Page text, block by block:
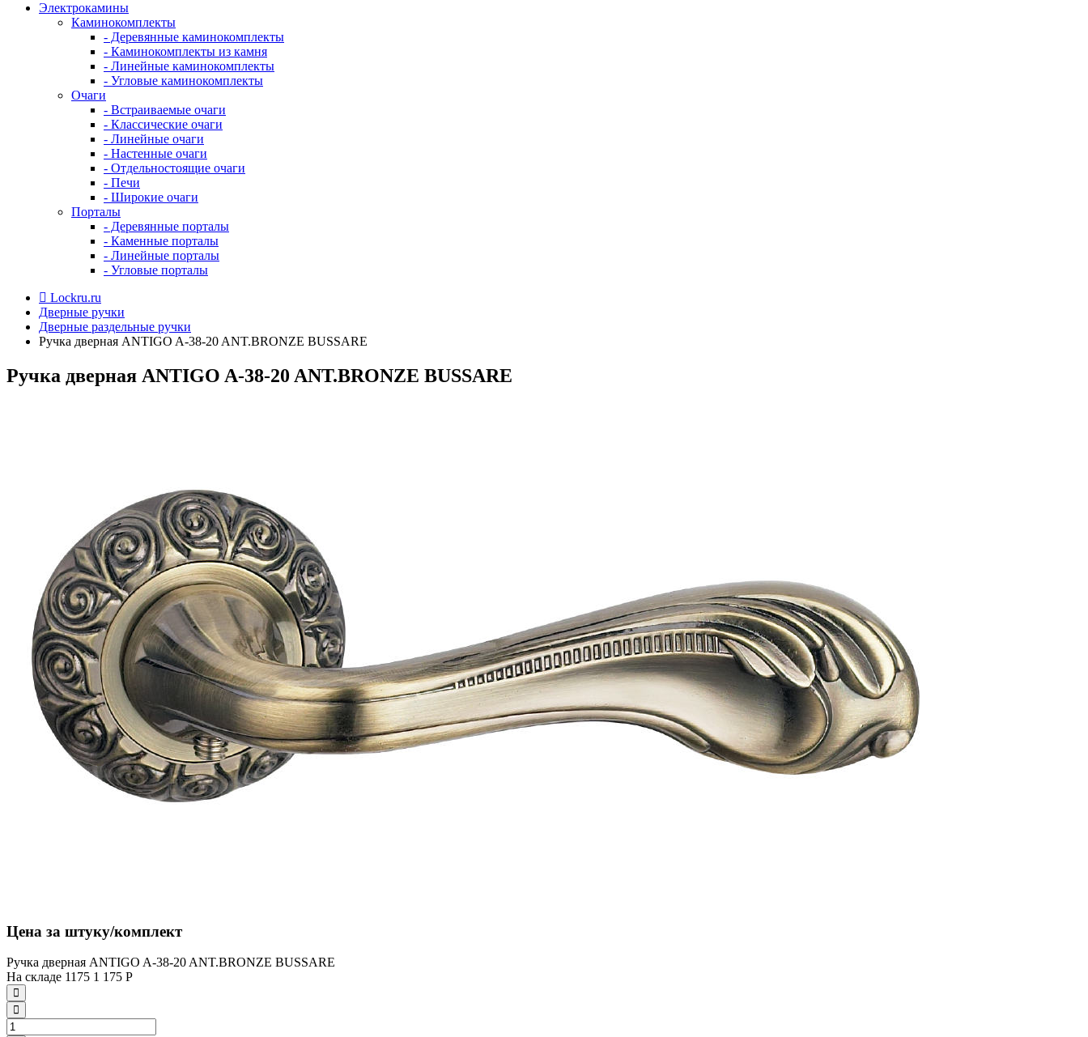
Электрокамины
Каминокомплекты
- Деревянные каминокомплекты
- Каминокомплекты из камня
- Линейные каминокомплекты
- Угловые каминокомплекты
Очаги
- Встраиваемые очаги
- Классические очаги
- Линейные очаги
- Настенные очаги
- Отдельностоящие очаги
- Печи
- Широкие очаги
Порталы
- Деревянные порталы
- Каменные порталы
- Линейные порталы
- Угловые порталы
Lockru.ru
Дверные ручки
Дверные раздельные ручки
Ручка дверная ANTIGO A-38-20 ANT.BRONZE BUSSARE
Ручка дверная ANTIGO A-38-20 ANT.BRONZE BUSSARE
Цена за штуку/комплект
Ручка дверная ANTIGO A-38-20 ANT.BRONZE BUSSARE
На складе 1175 1 175 Р